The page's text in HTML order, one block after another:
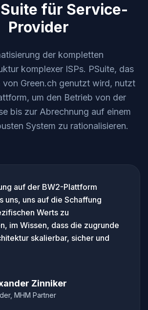
für Service-
Provider
der kompletten
komplexer ISPs. PSuite, das
von Green.ch genutzt wird, nutzt
um den Betrieb von der
bis zur Abrechnung auf einem
System zu rationalisieren.
auf der BW2-Plattform
uns, uns auf die Schaffung
Werts zu
im Wissen, dass die zugrunde
skalierbar, sicher und
Zinniker
MHM Partner